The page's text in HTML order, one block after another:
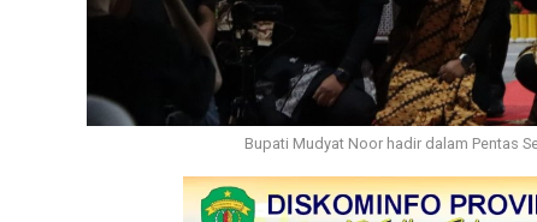
Bupati Mudyat Noor hadir dalam Pentas